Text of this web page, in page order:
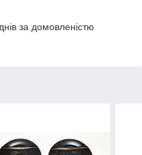
за домовленістю